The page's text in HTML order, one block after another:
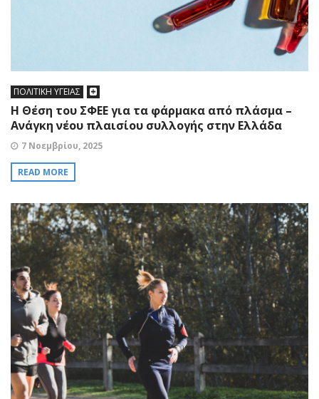
ΠΟΛΙΤΙΚΗ ΥΓΕΙΑΣ
Η Θέση του ΣΦΕΕ για τα φάρμακα από πλάσμα –
Ανάγκη νέου πλαισίου συλλογής στην Ελλάδα
7 Νοεμβρίου, 2025
READ MORE